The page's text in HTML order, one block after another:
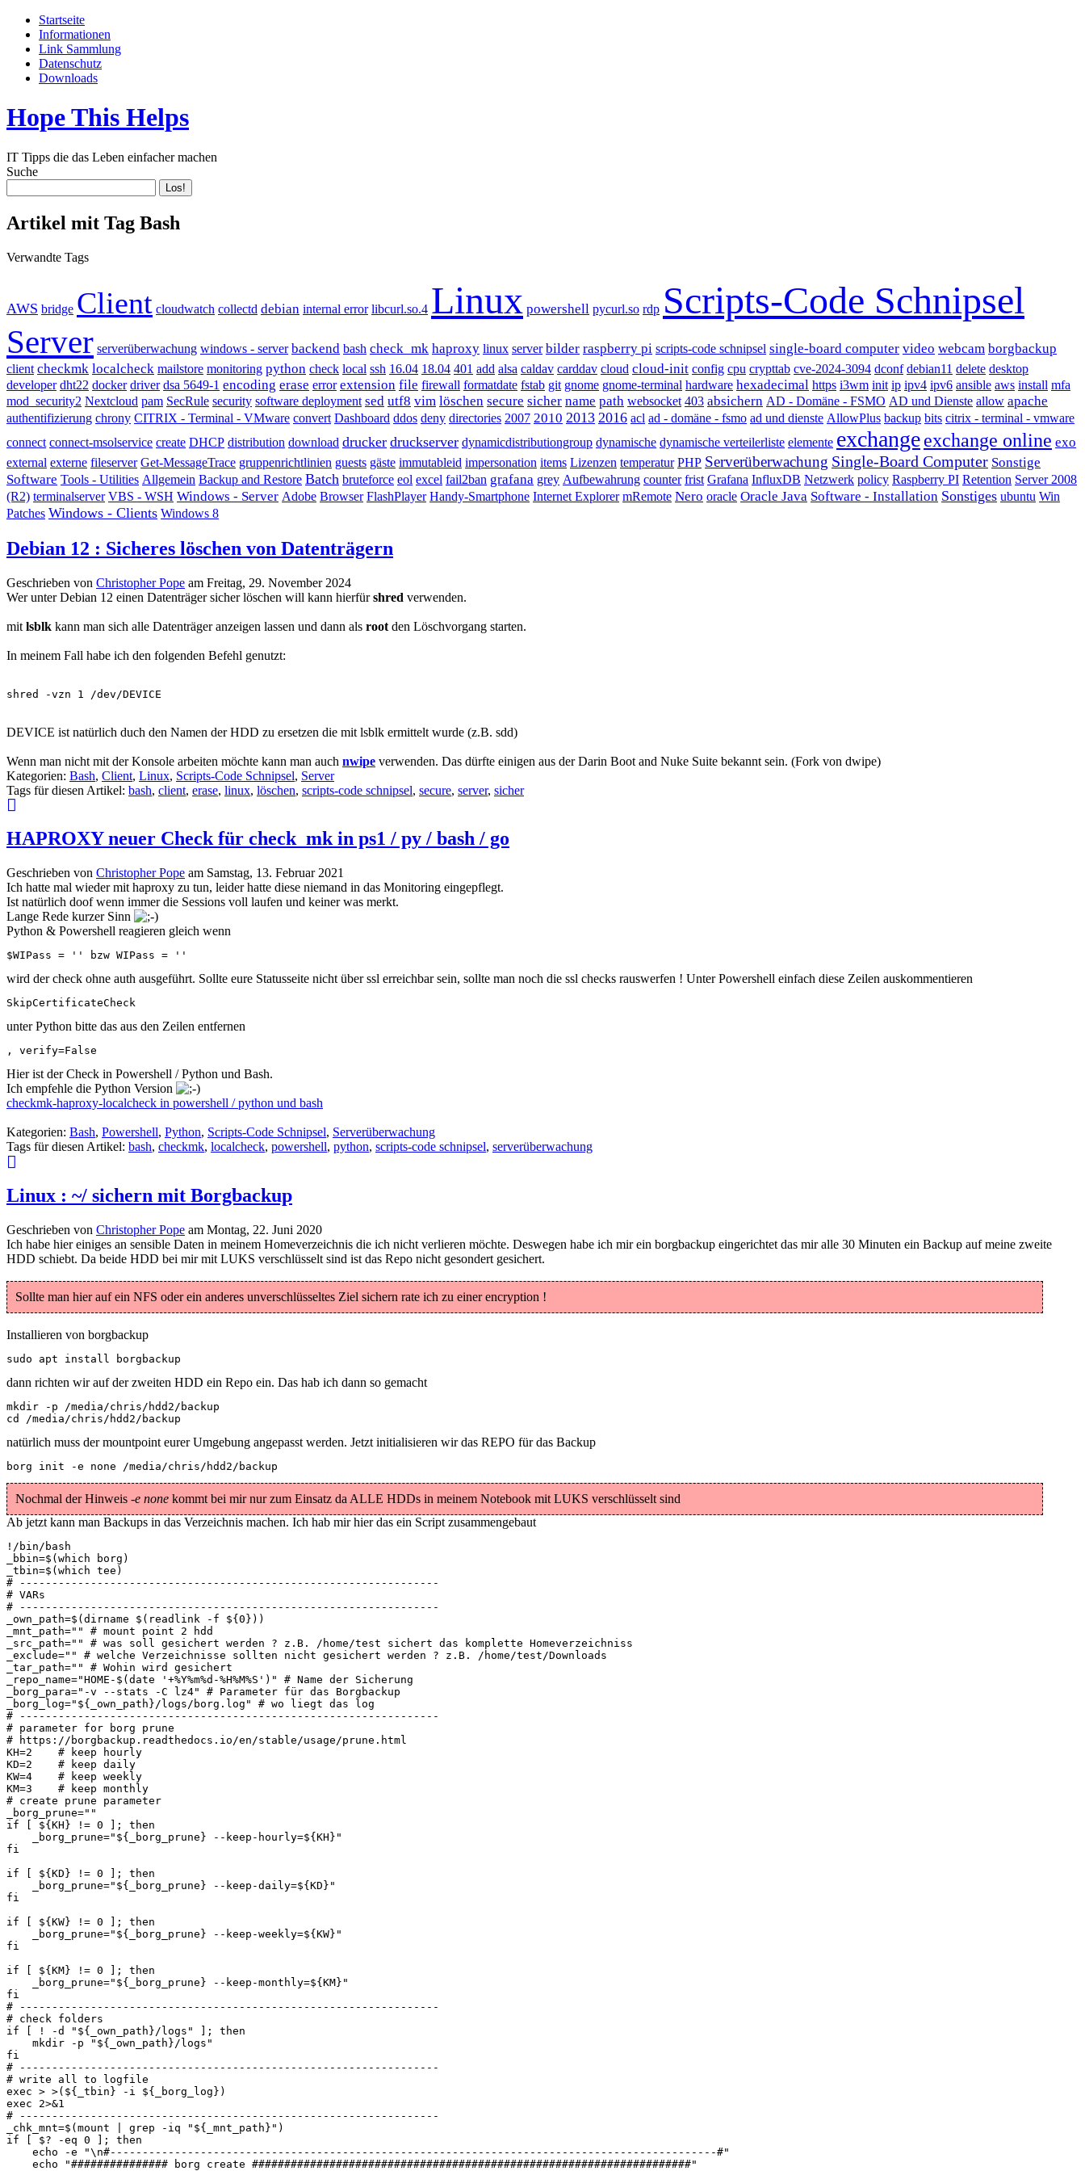
Startseite
Informationen
Link Sammlung
Datenschutz
Downloads
Hope This Helps
IT Tipps die das Leben einfacher machen
Suche
Artikel mit Tag Bash
Verwandte Tags
AWS bridge Client cloudwatch collectd debian internal error libcurl.so.4 Linux powershell pycurl.so rdp Scripts-Code Schnipsel
Server serverüberwachung windows - server backend bash check_mk haproxy linux server bilder raspberry pi scripts-code schnipsel single-board computer video webcam borgbackup
client checkmk localcheck mailstore monitoring python check local ssh 16.04 18.04 401 add alsa caldav carddav cloud cloud-init config cpu crypttab cve-2024-3094 dconf debian11 delete desktop
developer dht22 docker driver dsa 5649-1 encoding erase error extension file firewall formatdate fstab git gnome gnome-terminal hardware hexadecimal https i3wm init ip ipv4 ipv6 ansible aws install mfa
mod_security2 Nextcloud pam SecRule security software deployment sed utf8 vim löschen secure sicher name path websocket 403 absichern AD - Domäne - FSMO AD und Dienste allow apache
authentifizierung chrony CITRIX - Terminal - VMware convert Dashboard ddos deny directories 2007 2010 2013 2016 acl ad - domäne - fsmo ad und dienste AllowPlus backup bits citrix - terminal - vmware
connect connect-msolservice create DHCP distribution download drucker druckserver dynamicdistributiongroup dynamische dynamische verteilerliste elemente exchangeexchange online exo
external externe fileserver Get-MessageTrace gruppenrichtlinien guests gäste immutableid impersonation items Lizenzen temperatur PHP Serverüberwachung Single-Board Computer Sonstige
Software Tools - Utilities Allgemein Backup and Restore Batch bruteforce eol excel fail2ban grafana grey Aufbewahrung counter frist Grafana InfluxDB Netzwerk policy Raspberry PI Retention Server 2008
(R2) terminalserver VBS - WSH Windows - Server Adobe Browser FlashPlayer Handy-Smartphone Internet Explorer mRemote Nero oracle Oracle Java Software - Installation Sonstiges ubuntu Win
Patches Windows - Clients Windows 8
Debian 12 : Sicheres löschen von Datenträgern
Geschrieben von Christopher Pope am Freitag, 29. November 2024
Wer unter Debian 12 einen Datenträger sicher löschen will kann hierfürshred verwenden.
mit lsblk kann man sich alle Datenträger anzeigen lassen und dann als root den Löschvorgang starten.
In meinem Fall habe ich den folgenden Befehl genutzt:
shred -vzn 1 /dev/DEVICE
DEVICE ist natürlich duch den Namen der HDD zu ersetzen die mit lsblk ermittelt wurde (z.B. sdd)
Wenn man nicht mit der Konsole arbeiten möchte kann man auch nwipe verwenden. Das dürfte einigen aus der Darin Boot and Nuke Suite bekannt sein. (Fork von dwipe)
Kategorien: Bash, Client, Linux, Scripts-Code Schnipsel, Server
Tags für diesen Artikel: bash, client, erase, linux, löschen, scripts-code schnipsel, secure, server, sicher
HAPROXY neuer Check für check_mk in ps1 / py / bash / go
Geschrieben von Christopher Pope am Samstag, 13. Februar 2021
Ich hatte mal wieder mit haproxy zu tun, leider hatte diese niemand in das Monitoring eingepflegt.
Ist natürlich doof wenn immer die Sessions voll laufen und keiner was merkt.
Lange Rede kurzer Sinn
Python & Powershell reagieren gleich wenn
$WIPass = '' bzw WIPass = ''
wird der check ohne auth ausgeführt. Sollte eure Statusseite nicht über ssl erreichbar sein, sollte man noch die ssl checks rauswerfen ! Unter Powershell einfach diese Zeilen auskommentieren
SkipCertificateCheck
unter Python bitte das aus den Zeilen entfernen
, verify=False
Hier ist der Check in Powershell / Python und Bash.
Ich empfehle die Python Version
checkmk-haproxy-localcheck in powershell / python und bash
Kategorien: Bash, Powershell, Python, Scripts-Code Schnipsel, Serverüberwachung
Tags für diesen Artikel: bash, checkmk, localcheck, powershell, python, scripts-code schnipsel, serverüberwachung
Linux : ~/ sichern mit Borgbackup
Geschrieben von Christopher Pope am Montag, 22. Juni 2020
Ich habe hier einiges an sensible Daten in meinem Homeverzeichnis die ich nicht verlieren möchte. Deswegen habe ich mir ein borgbackup eingerichtet das mir alle 30 Minuten ein Backup auf meine zweite
HDD schiebt. Da beide HDD bei mir mit LUKS verschlüsselt sind ist das Repo nicht gesondert gesichert.
Sollte man hier auf ein NFS oder ein anderes unverschlüsseltes Ziel sichern rate ich zu einer encryption !
Installieren von borgbackup
sudo apt install borgbackup
dann richten wir auf der zweiten HDD ein Repo ein. Das hab ich dann so gemacht
mkdir -p /media/chris/hdd2/backup
cd /media/chris/hdd2/backup
natürlich muss der mountpoint eurer Umgebung angepasst werden. Jetzt initialisieren wir das REPO für das Backup
borg init -e none /media/chris/hdd2/backup
Nochmal der Hinweis -e none kommt bei mir nur zum Einsatz da ALLE HDDs in meinem Notebook mit LUKS verschlüsselt sind
Ab jetzt kann man Backups in das Verzeichnis machen. Ich hab mir hier das ein Script zusammengebaut
!/bin/bash
_bbin=$(which borg)
_tbin=$(which tee)
# -----------------------------------------------------------------
# VARs
# -----------------------------------------------------------------
_own_path=$(dirname $(readlink -f ${0}))
_mnt_path="" # mount point 2 hdd
_src_path="" # was soll gesichert werden ? z.B. /home/test sichert das komplette Homeverzeichniss
_exclude="" # welche Verzeichnisse sollten nicht gesichert werden ? z.B. /home/test/Downloads
_tar_path="" # Wohin wird gesichert
_repo_name="HOME-$(date '+%Y%m%d-%H%M%S')" # Name der Sicherung
_borg_para="-v --stats -C lz4" # Parameter für das Borgbackup
_borg_log="${_own_path}/logs/borg.log" # wo liegt das log
# -----------------------------------------------------------------
# parameter for borg prune
# https://borgbackup.readthedocs.io/en/stable/usage/prune.html
KH=2    # keep hourly
KD=2    # keep daily
KW=4    # keep weekly
KM=3    # keep monthly
# create prune parameter
_borg_prune=""
if [ ${KH} != 0 ]; then
    _borg_prune="${_borg_prune} --keep-hourly=${KH}"
fi
if [ ${KD} != 0 ]; then
    _borg_prune="${_borg_prune} --keep-daily=${KD}"
fi
if [ ${KW} != 0 ]; then
    _borg_prune="${_borg_prune} --keep-weekly=${KW}"
fi
if [ ${KM} != 0 ]; then
    _borg_prune="${_borg_prune} --keep-monthly=${KM}"
fi
# -----------------------------------------------------------------
# check folders
if [ ! -d "${_own_path}/logs" ]; then
    mkdir -p "${_own_path}/logs"
fi
# -----------------------------------------------------------------
# write all to logfile
exec > >(${_tbin} -i ${_borg_log})
exec 2>&1
# -----------------------------------------------------------------
_chk_mnt=$(mount | grep -iq "${_mnt_path}")
if [ $? -eq 0 ]; then
    echo -e "\n#----------------------------------------------------------------------------------------------#"
    echo "############### borg create ####################################################################"